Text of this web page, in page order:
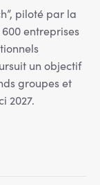
piloté par la
entreprises
un objectif
groupes et
2027.